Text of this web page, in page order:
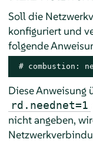
Soll die
konfiguriert und
folgende
# combustion:
Diese Anweisung
rd.neednet=1
nicht angeben,